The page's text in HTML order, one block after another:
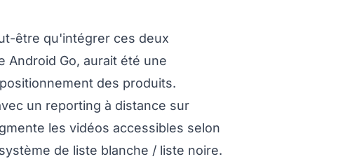
être qu'intégrer ces deux
Android Go, aurait été une
des produits.
un reporting à distance sur
les vidéos accessibles selon
de liste blanche / liste noire.